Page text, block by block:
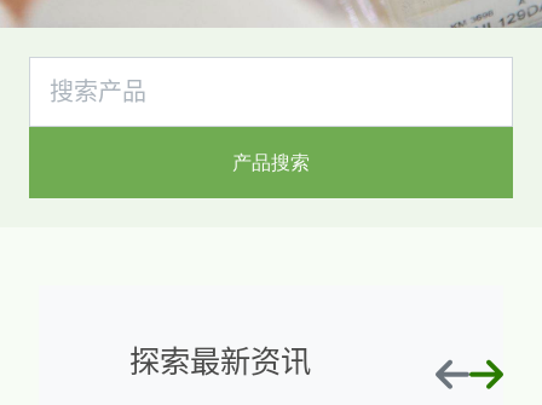
产品搜索
探索最新资讯
上一页下一页